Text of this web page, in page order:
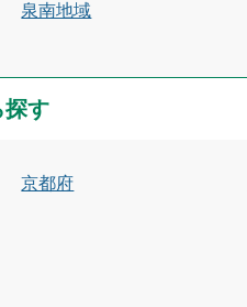
泉南地域
探す
京都府